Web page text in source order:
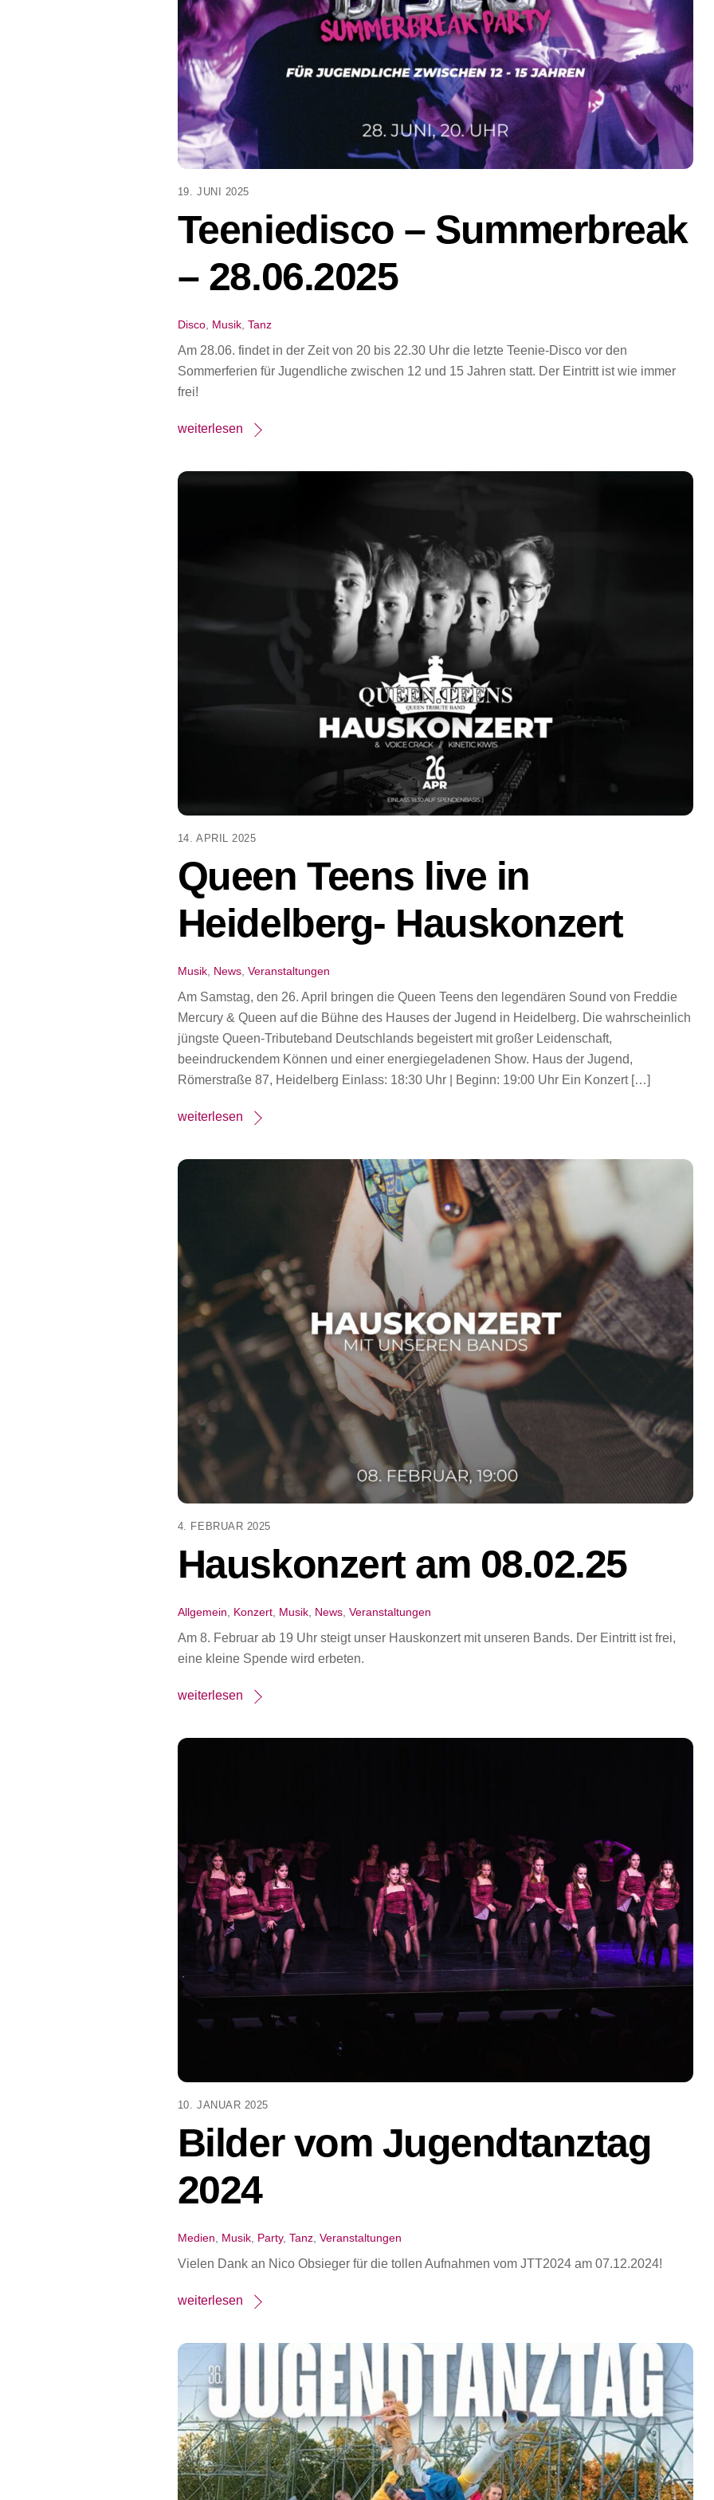
19. JUNI 2025
Teeniedisco – Summerbreak
– 28.06.2025
Disco, Musik, Tanz
Am 28.06. findet in der Zeit von 20 bis 22.30 Uhr die letzte Teenie-Disco vor den
Sommerferien für Jugendliche zwischen 12 und 15 Jahren statt. Der Eintritt ist wie immer
frei!
weiterlesen
14. APRIL 2025
Queen Teens live in
Heidelberg- Hauskonzert
Musik, News, Veranstaltungen
Am Samstag, den 26. April bringen die Queen Teens den legendären Sound von Freddie
Mercury & Queen auf die Bühne des Hauses der Jugend in Heidelberg. Die wahrscheinlich
jüngste Queen-Tributeband Deutschlands begeistert mit großer Leidenschaft,
beeindruckendem Können und einer energiegeladenen Show. Haus der Jugend,
Römerstraße 87, Heidelberg Einlass: 18:30 Uhr | Beginn: 19:00 Uhr Ein Konzert […]
weiterlesen
4. FEBRUAR 2025
Hauskonzert am 08.02.25
Allgemein, Konzert, Musik, News, Veranstaltungen
Am 8. Februar ab 19 Uhr steigt unser Hauskonzert mit unseren Bands. Der Eintritt ist frei,
eine kleine Spende wird erbeten.
weiterlesen
10. JANUAR 2025
Bilder vom Jugendtanztag
2024
Medien, Musik, Party, Tanz, Veranstaltungen
Vielen Dank an Nico Obsieger für die tollen Aufnahmen vom JTT2024 am 07.12.2024!
weiterlesen